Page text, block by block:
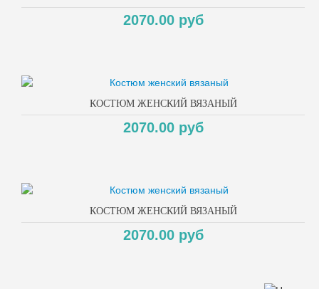
2070.00 руб
КОСТЮМ ЖЕНСКИЙ ВЯЗАНЫЙ
2070.00 руб
КОСТЮМ ЖЕНСКИЙ ВЯЗАНЫЙ
2070.00 руб